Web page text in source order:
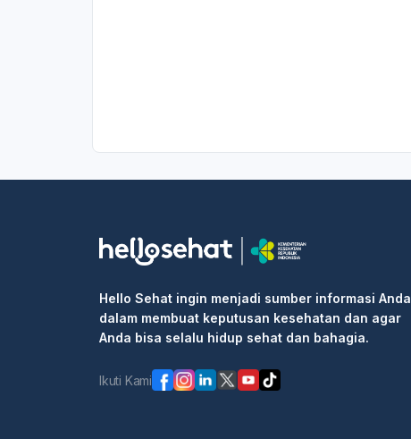
Hello Sehat ingin menjadi sumber informasi Anda
dalam membuat keputusan kesehatan dan agar
Anda bisa selalu hidup sehat dan bahagia.
Ikuti Kami